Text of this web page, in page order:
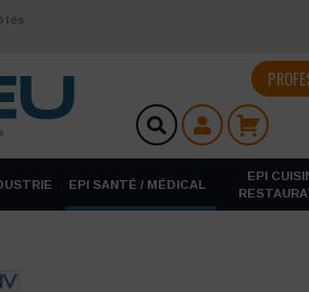
EPI SANTÉ / MÉDICAL
EPI